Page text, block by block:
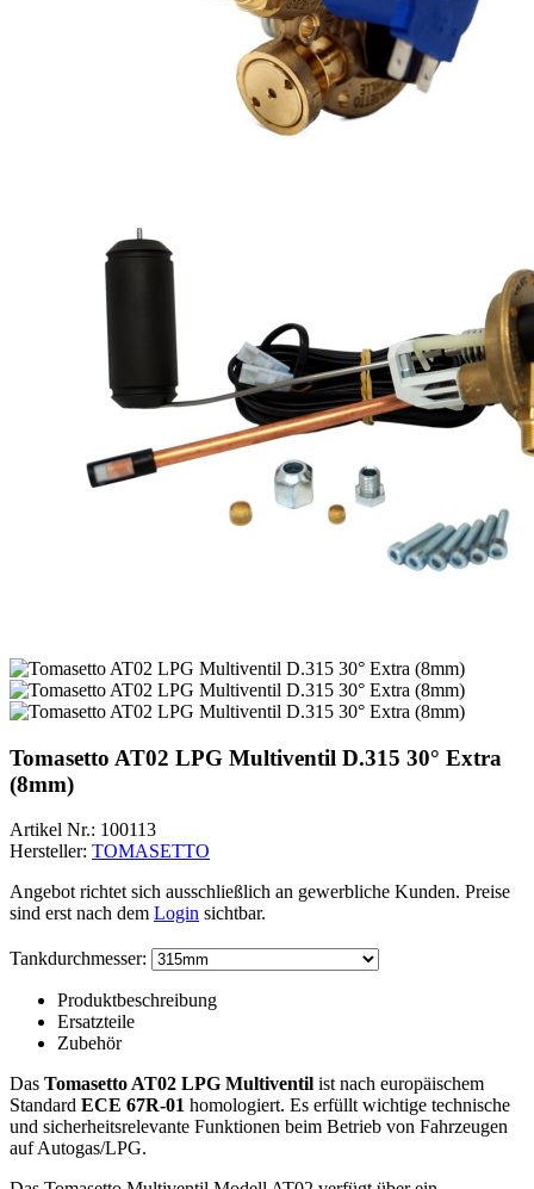
Tomasetto AT02 LPG Multiventil D.315 30° Extra
(8mm)
Artikel Nr.: 100113
Hersteller: TOMASETTO
Angebot richtet sich ausschließlich an gewerbliche Kunden. Preise
sind erst nach dem Login sichtbar.
Tankdurchmesser:
Produktbeschreibung
Ersatzteile
Zubehör
Das Tomasetto AT02 LPG Multiventil ist nach europäischem
Standard ECE 67R-01 homologiert. Es erfüllt wichtige technische
und sicherheitsrelevante Funktionen beim Betrieb von Fahrzeugen
auf Autogas/LPG.